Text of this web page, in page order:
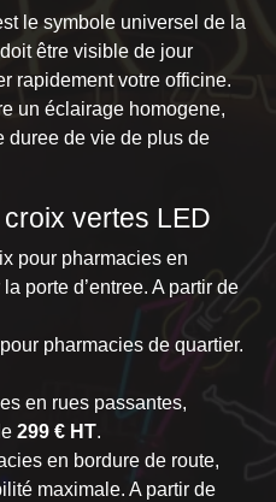
le symbole universel de la
être visible de jour
rapidement votre officine.
un éclairage homogene,
duree de vie de plus de
vertes LED
pour pharmacies en
porte d’entree. A partir de
pharmacies de quartier.
en rues passantes,
299 € HT.
en bordure de route,
maximale. A partir de